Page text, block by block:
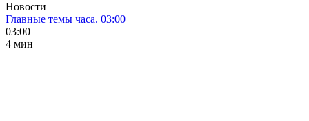
Новости
Главные темы часа. 03:00
03:00
4 мин